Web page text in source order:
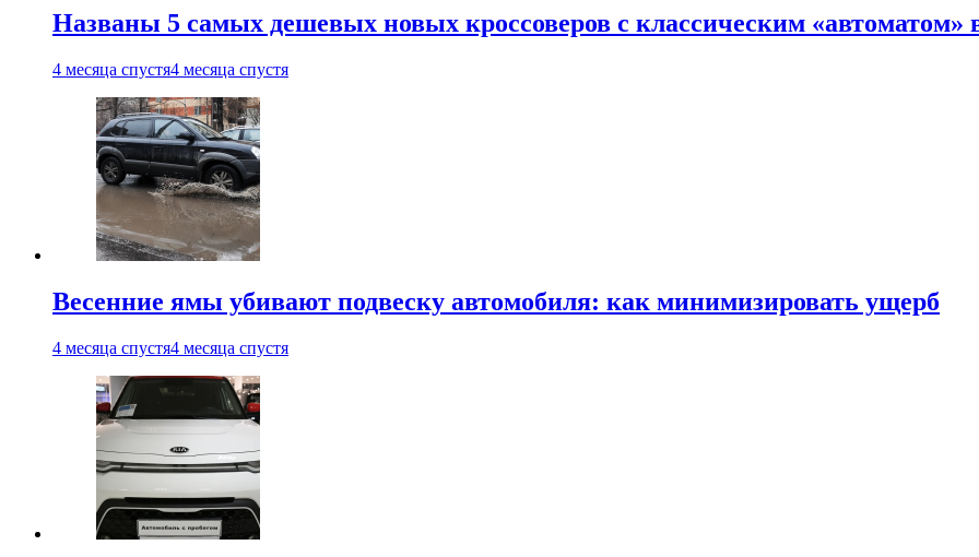
Названы 5 самых дешевых новых кроссоверов с классическим «автоматом»
4 месяца спустя4 месяца спустя
Весенние ямы убивают подвеску автомобиля: как минимизировать ущерб
4 месяца спустя4 месяца спустя